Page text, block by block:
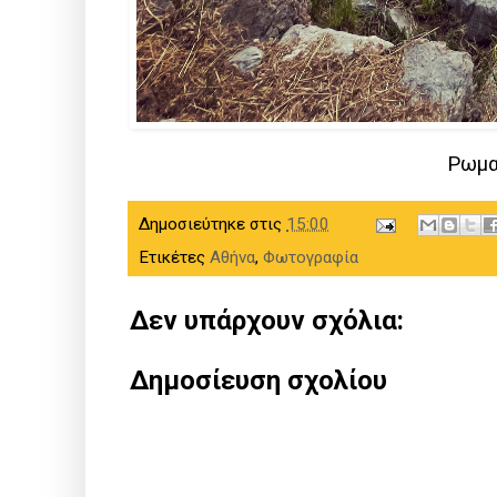
Δημοσιεύτηκε στις 15:00
Ετικέτες Αθήνα, Φωτογραφία
Δεν υπάρχουν σχόλια:
Δημοσίευση σχολίου